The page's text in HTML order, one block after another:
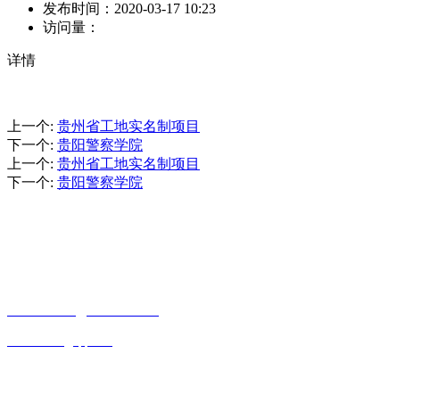
发布时间： 2020-03-17 10:23
访问量：
详情
上一个: 贵州省工地实名制项目
下一个: 贵阳警察学院
上一个: 贵州省工地实名制项目
下一个: 贵阳警察学院